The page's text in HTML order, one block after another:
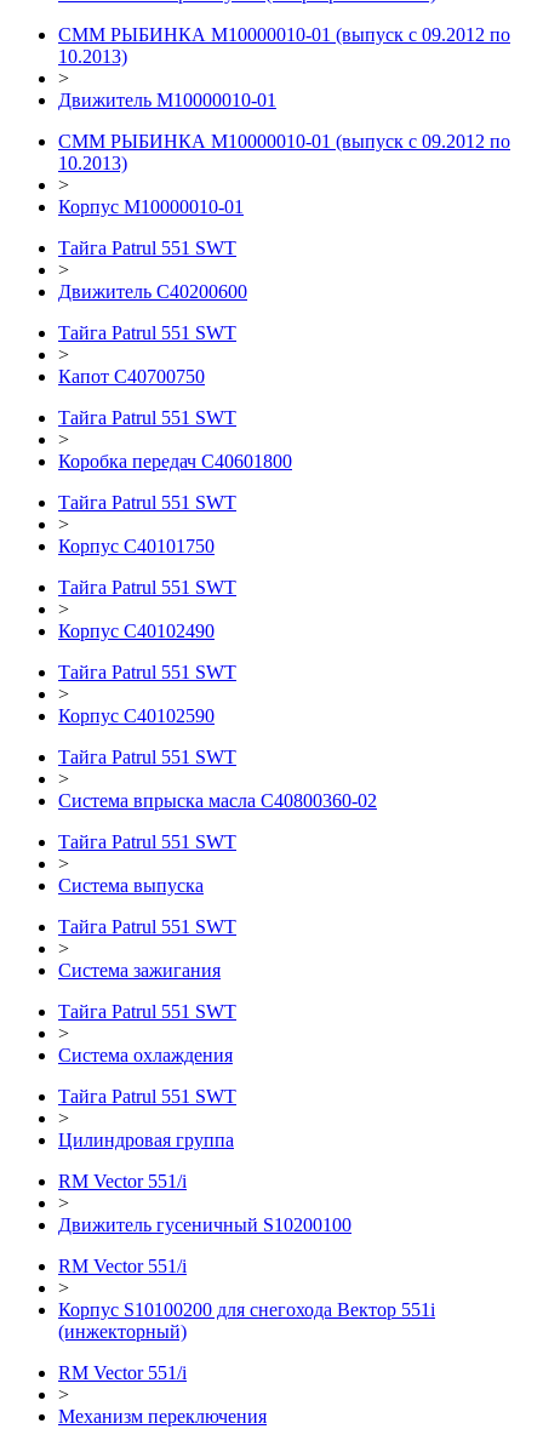
СММ РЫБИНКА M10000010-01 (выпуск с 09.2012 по
10.2013)
>
Движитель М10000010-01
СММ РЫБИНКА M10000010-01 (выпуск с 09.2012 по
10.2013)
>
Корпус M10000010-01
Тайга Patrul 551 SWT
>
Движитель C40200600
Тайга Patrul 551 SWT
>
Капот C40700750
Тайга Patrul 551 SWT
>
Коробка передач С40601800
Тайга Patrul 551 SWT
>
Корпус С40101750
Тайга Patrul 551 SWT
>
Корпус С40102490
Тайга Patrul 551 SWT
>
Корпус С40102590
Тайга Patrul 551 SWT
>
Система впрыска масла C40800360-02
Тайга Patrul 551 SWT
>
Система выпуска
Тайга Patrul 551 SWT
>
Система зажигания
Тайга Patrul 551 SWT
>
Система охлаждения
Тайга Patrul 551 SWT
>
Цилиндровая группа
RM Vector 551/i
>
Движитель гусеничный S10200100
RM Vector 551/i
>
Корпус S10100200 для снегохода Вектор 551i
(инжекторный)
RM Vector 551/i
>
Механизм переключения